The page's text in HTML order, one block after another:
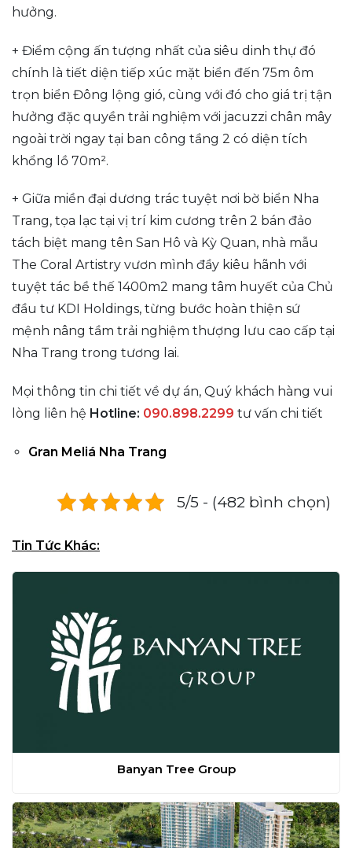
hưởng.
+ Điểm cộng ấn tượng nhất của siêu dinh thự đó
chính là tiết diện tiếp xúc mặt biển đến 75m ôm
trọn biển Đông lộng gió, cùng với đó cho giá trị tận
hưởng đặc quyền trải nghiệm với jacuzzi chân mây
ngoài trời ngay tại ban công tầng 2 có diện tích
khổng lồ 70m².
+ Giữa miền đại dương trác tuyệt nơi bờ biển Nha
Trang, tọa lạc tại vị trí kim cương trên 2 bán đảo
tách biệt mang tên San Hô và Kỳ Quan, nhà mẫu
The Coral Artistry vươn mình đầy kiêu hãnh với
tuyệt tác bề thế 1400m2 mang tâm huyết của Chủ
đầu tư KDI Holdings, từng bước hoàn thiện sứ
mệnh nâng tầm trải nghiệm thượng lưu cao cấp tại
Nha Trang trong tương lai.
Mọi thông tin chi tiết về dự án, Quý khách hàng vui
lòng liên hệ Hotline: 090.898.2299 tư vấn chi tiết
Gran Meliá Nha Trang
5/5 - (482 bình chọn)
Tin Tức Khác:
Banyan Tree Group